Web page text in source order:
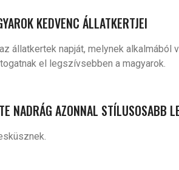
KEDVENC ÁLLATKERTJEI
állatkertek napját, melynek
el legszívsebben a magyarok.
NADRÁG AZONNAL STÍLUSOSABB